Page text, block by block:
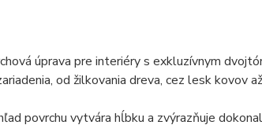
úprava pre interiéry s exkluzívnym
od žilkovania dreva, cez lesk kovov
povrchu vytvára hĺbku a zvýrazňuje